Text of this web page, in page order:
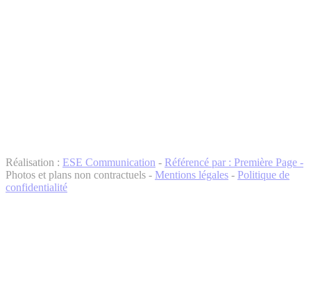
Réalisation : ESE Communication - Référencé par : Première Page -
Photos et plans non contractuels - Mentions légales - Politique de
confidentialité